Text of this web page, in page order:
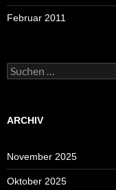
Februar 2011
Suchen
nach:
ARCHIV
November 2025
Oktober 2025